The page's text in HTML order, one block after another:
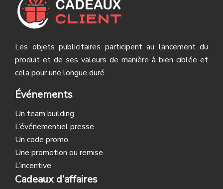
Les objets publicitaires participent au lancement du
produit et de ses valeurs de manière à bien ciblée et
cela pour une longue duré
Événements
Un team building
L’événementiel presse
Un code promo
Une promotion ou remise
L’incentive
Cadeaux d’affaires